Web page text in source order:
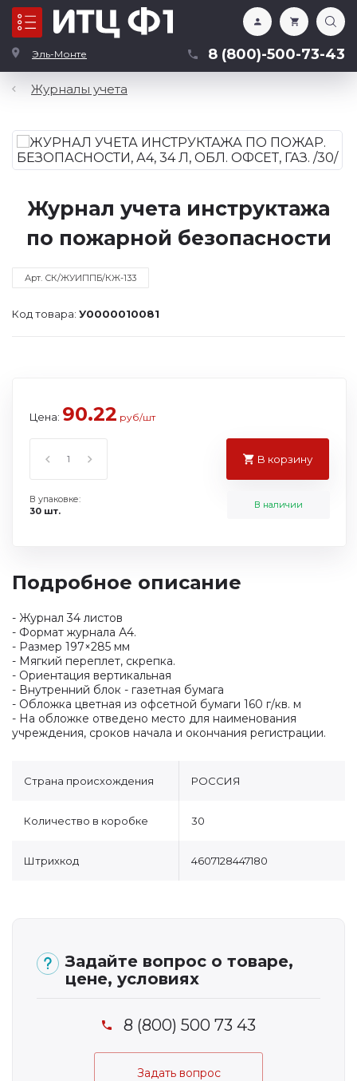
Эль-Монте 8 (800)-500-73-43
Каталог
Журналы учета
Журнал учета инструктажа
по пожарной безопасности
Арт. СК/ЖУИППБ/КЖ-133
Код товара: У0000010081
Цена: 90.22 руб/шт
В корзину
В упаковке:
30 шт.
В наличии
Подробное описание
- Журнал 34 листов
- Формат журнала А4.
- Размер 197×285 мм
- Мягкий переплет, скрепка.
- Ориентация вертикальная
- Внутренний блок - газетная бумага
- Обложка цветная из офсетной бумаги 160 г/кв. м
- На обложке отведено место для наименования
учреждения, сроков начала и окончания регистрации.
Страна происхождения РОССИЯ
Количество в коробке 30
Штрихкод 4607128447180
Задайте вопрос о товаре,
цене, условиях
8 (800) 500 73 43
Задать вопрос